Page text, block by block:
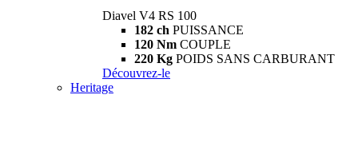
Diavel V4 RS 100
182 ch PUISSANCE
120 Nm COUPLE
220 Kg POIDS SANS CARBURANT
Découvrez-le
Heritage